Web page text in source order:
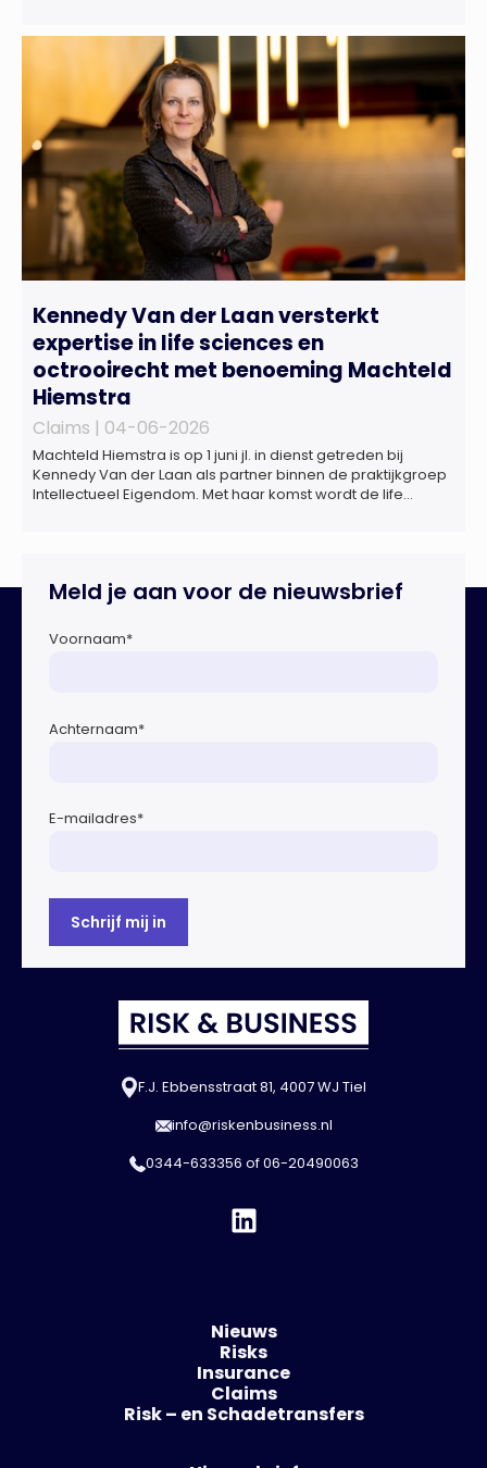
energietransitie. Het NIPV onderzocht zes innovaties met
potentieel grote invloed op het toekomstige
energiesysteem. Het betreft systemen waarbij elektriciteit
Kennedy Van der Laan versterkt
expertise in life sciences en
octrooirecht met benoeming Machteld
Hiemstra
Claims | 04-06-2026
Machteld Hiemstra is op 1 juni jl. in dienst getreden bij
Kennedy Van der Laan als partner binnen de praktijkgroep
Intellectueel Eigendom. Met haar komst wordt de life
Meld je aan voor de nieuwsbrief
Voornaam*
Achternaam*
E-mailadres*
F.J. Ebbensstraat 81, 4007 WJ Tiel
info@riskenbusiness.nl
0344-633356 of06-20490063
Nieuws
Risks
Insurance
Claims
Risk – en Schadetransfers